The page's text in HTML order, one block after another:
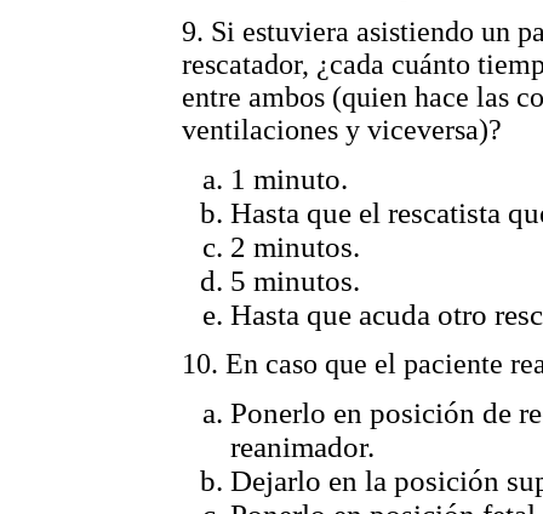
9. Si estuviera asistiendo un
rescatador, ¿cada cuánto
entre ambos (quien hace las
ventilaciones y viceversa)?
1 minuto.
Hasta que el rescatista
2 minutos.
5 minutos.
Hasta que acuda otro
10. En caso que el paciente
Ponerlo en posición de
reanimador.
Dejarlo en la posición